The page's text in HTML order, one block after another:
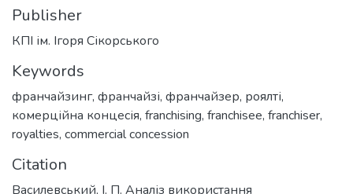
Publisher
КПІ ім. Ігоря Сікорського
Keywords
франчайзинг, франчайзі, франчайзер, роялті,
комерційна концесія, franchising, franchisee, franchiser,
royalties, commercial concession
Citation
Василевський, І. П. Аналіз використання